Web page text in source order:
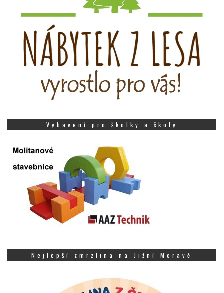
Vybavení pro školky a školy
Nejlepší zmrzlina na Jižní Moravě